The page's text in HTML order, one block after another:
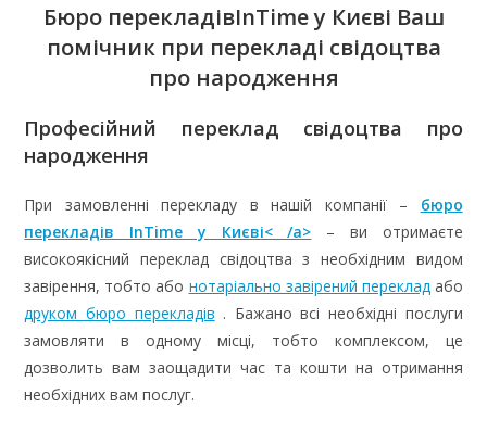
Бюро перекладівInTimeу Києві Ваш
помічник при перекладі свідоцтва
про народження
Професійний переклад свідоцтва про
народження
При замовленні перекладу в нашій компанії – бюро
перекладів InTime у Києві< /a> – ви отримаєте
високоякісний переклад свідоцтва з необхідним видом
завірення, тобто або нотаріально завірений переклад або
друком бюро перекладів . Бажано всі необхідні послуги
замовляти в одному місці, тобто комплексом, це
дозволить вам заощадити час та кошти на отримання
необхідних вам послуг.